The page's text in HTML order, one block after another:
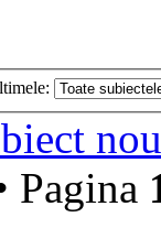
nou
Pagina